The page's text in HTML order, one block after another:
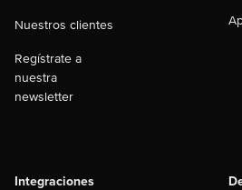
Nuestros clientes
Regístrate a
nuestra
newsletter
Integraciones